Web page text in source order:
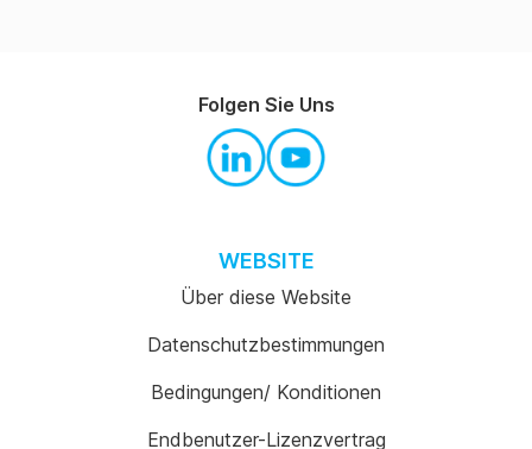
WEBSITE
Über diese Website
Datenschutzbestimmungen
Bedingungen/ Konditionen
Endbenutzer-Lizenzvertrag
Folgen Sie Uns